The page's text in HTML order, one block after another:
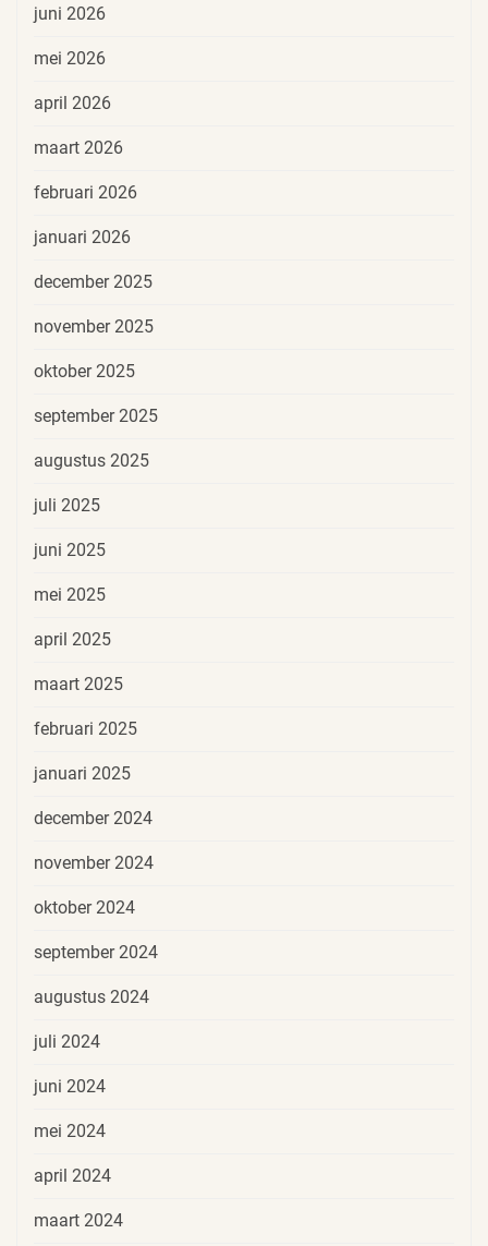
juni 2026
mei 2026
april 2026
maart 2026
februari 2026
januari 2026
december 2025
november 2025
oktober 2025
september 2025
augustus 2025
juli 2025
juni 2025
mei 2025
april 2025
maart 2025
februari 2025
januari 2025
december 2024
november 2024
oktober 2024
september 2024
augustus 2024
juli 2024
juni 2024
mei 2024
april 2024
maart 2024